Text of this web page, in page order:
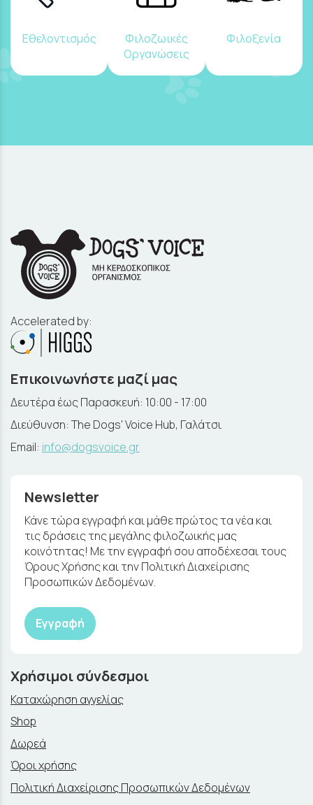
Εθελοντισμός
Φιλοζωικές
Οργανώσεις
Φιλοξενία
Accelerated by:
Επικοινωνήστε μαζί μας
Δευτέρα έως Παρασκευή: 10:00 - 17:00
Διεύθυνση: The Dogs' Voice Hub, Γαλάτσι
Email: info@dogsvoice.gr
Newsletter
Κάνε τώρα εγγραφή και μάθε πρώτος τα νέα και
τις δράσεις της μεγάλης φιλοζωικής μας
κοινότητας! Με την εγγραφή σου αποδέχεσαι τους
Όρους Χρήσης και την Πολιτική Διαχείρισης
Προσωπικών Δεδομένων.
Εγγραφή
Χρήσιμοι σύνδεσμοι
Καταχώρηση αγγελίας
Shop
Δωρεά
Όροι χρήσης
Πολιτική Διαχείρισης Προσωπικών Δεδομένων